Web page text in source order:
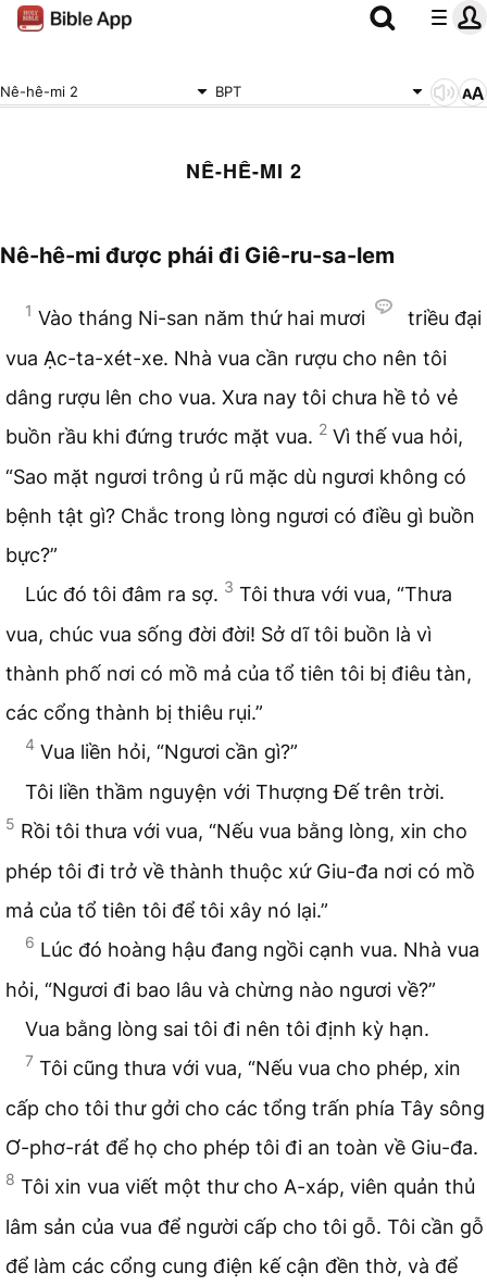
Nê-hê-mi 2 BPT
NÊ-HÊ-MI 2
Nê-hê-mi được phái đi Giê-ru-sa-lem
1 Vào tháng Ni-san năm thứ hai mươi
triều đại
vua Ạc-ta-xét-xe. Nhà vua cần rượu cho nên tôi
dâng rượu lên cho vua. Xưa nay tôi chưa hề tỏ vẻ
buồn rầu khi đứng trước mặt vua. 2 Vì thế vua hỏi,
“Sao mặt ngươi trông ủ rũ mặc dù ngươi không có
bệnh tật gì? Chắc trong lòng ngươi có điều gì buồn
bực?”
Lúc đó tôi đâm ra sợ. 3 Tôi thưa với vua, “Thưa
vua, chúc vua sống đời đời! Sở dĩ tôi buồn là vì
thành phố nơi có mồ mả của tổ tiên tôi bị điêu tàn,
các cổng thành bị thiêu rụi.”
4 Vua liền hỏi, “Ngươi cần gì?”
Tôi liền thầm nguyện với Thượng Đế trên trời.
5 Rồi tôi thưa với vua, “Nếu vua bằng lòng, xin cho
phép tôi đi trở về thành thuộc xứ Giu-đa nơi có mồ
mả của tổ tiên tôi để tôi xây nó lại.”
6 Lúc đó hoàng hậu đang ngồi cạnh vua. Nhà vua
hỏi, “Ngươi đi bao lâu và chừng nào ngươi về?”
Vua bằng lòng sai tôi đi nên tôi định kỳ hạn.
7 Tôi cũng thưa với vua, “Nếu vua cho phép, xin
cấp cho tôi thư gởi cho các tổng trấn phía Tây sông
Ơ-phơ-rát để họ cho phép tôi đi an toàn về Giu-đa.
8 Tôi xin vua viết một thư cho A-xáp, viên quản thủ
lâm sản của vua để người cấp cho tôi gỗ. Tôi cần gỗ
để làm các cổng cung điện kế cận đền thờ, và để